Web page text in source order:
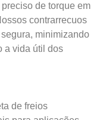
de torque em
contrarrecuos
minimizando
a vida útil dos
de freios